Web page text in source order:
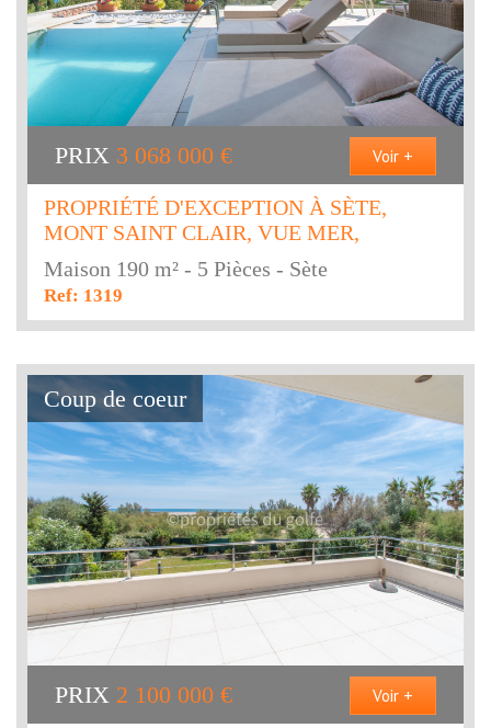
PRIX 3 068 000 € Voir +
PROPRIÉTÉ D'EXCEPTION À SÈTE,
MONT SAINT CLAIR, VUE MER,
Maison 190 m² - 5 Pièces - Sète
Ref: 1319
Coup de coeur
PRIX 2 100 000 € Voir +